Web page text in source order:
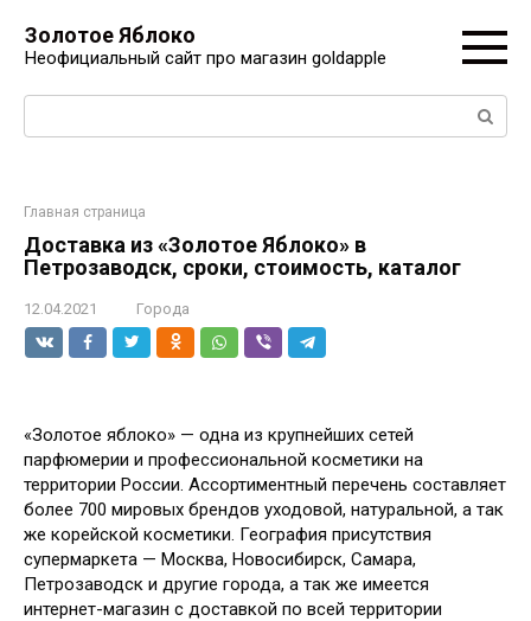
контенту
Золотое Яблоко
Неофициальный сайт про магазин goldapple
Поиск:
Главная страница
Доставка из «Золотое Яблоко» в
Петрозаводск, сроки, стоимость, каталог
12.04.2021 Города
«Золотое яблоко» — одна из крупнейших сетей
парфюмерии и профессиональной косметики на
территории России. Ассортиментный перечень составляет
более 700 мировых брендов уходовой, натуральной, а так
же корейской косметики. География присутствия
супермаркета — Москва, Новосибирск, Самара,
Петрозаводск и другие города, а так же имеется
интернет-магазин с доставкой по всей территории